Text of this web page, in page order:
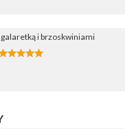
i brzoskwiniami